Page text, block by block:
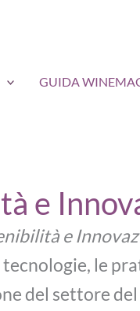
GUIDA
e
e
le
del settore